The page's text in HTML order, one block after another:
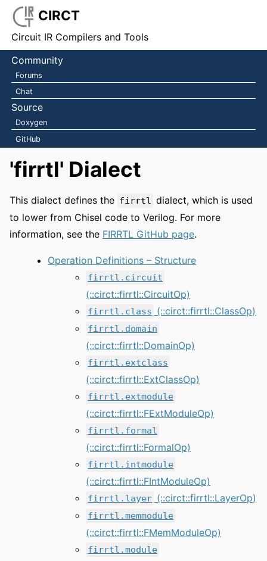
CIRCT
Circuit IR Compilers and Tools
Community
Forums
Chat
Source
Doxygen
GitHub
'firrtl' Dialect
This dialect defines the firrtl dialect, which is used
to lower from Chisel code to Verilog. For more
information, see the FIRRTL GitHub page.
Operation Definitions – Structure
firrtl.circuit
(::circt::firrtl::CircuitOp)
firrtl.class (::circt::firrtl::ClassOp)
firrtl.domain
(::circt::firrtl::DomainOp)
firrtl.extclass
(::circt::firrtl::ExtClassOp)
firrtl.extmodule
(::circt::firrtl::FExtModuleOp)
firrtl.formal
(::circt::firrtl::FormalOp)
firrtl.intmodule
(::circt::firrtl::FIntModuleOp)
firrtl.layer (::circt::firrtl::LayerOp)
firrtl.memmodule
(::circt::firrtl::FMemModuleOp)
firrtl.module